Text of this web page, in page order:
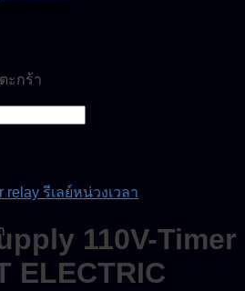
ะกร้า
relay รีเลย์หน่วงเวลา
110V-Timer
ELECTRIC